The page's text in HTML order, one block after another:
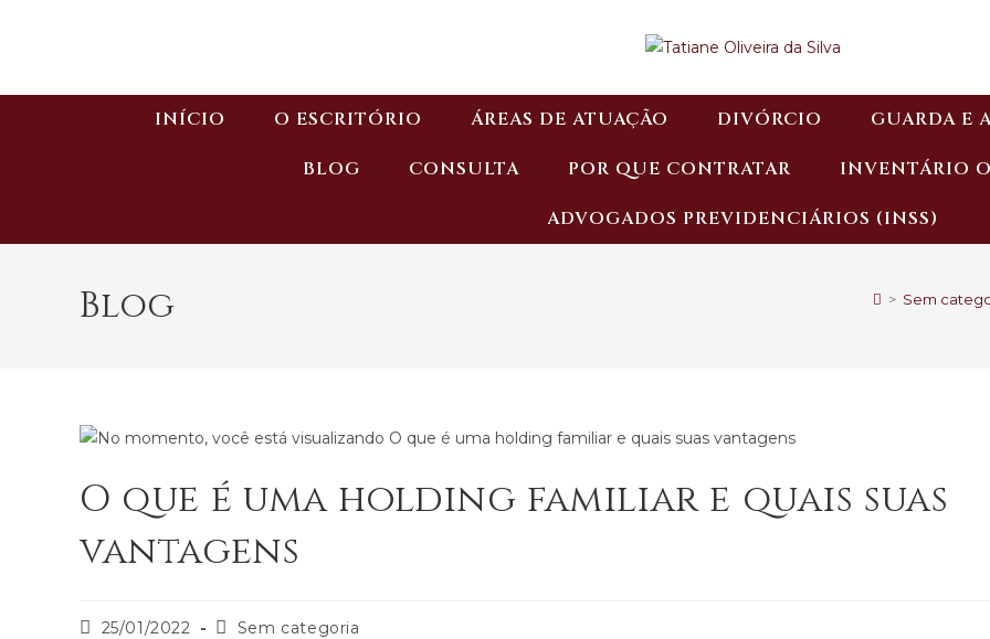
INÍCIO O ESCRITÓRIO ÁREAS DE ATUAÇÃO DIVÓRCIO GUARDA E
BLOG CONSULTA POR QUE CONTRATAR INVENTÁRIO
ADVOGADOS PREVIDENCIÁRIOS (INSS)
Blog > Sem
O que é uma holding familiar e quais suas
vantagens
25/01/2022 Sem categoria